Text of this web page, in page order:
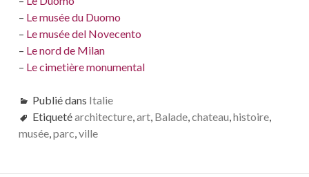
– Le musée du Duomo
– Le musée del Novecento
– Le nord de Milan
– Le cimetière monumental
Publié dans Italie
Etiquetéarchitecture,art, Balade,chateau,histoire,
musée,parc,ville